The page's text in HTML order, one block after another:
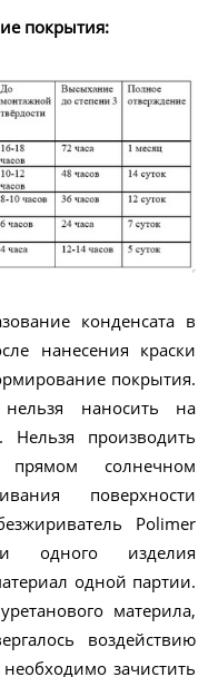
покрытия:
конденсата в
нанесения краски
покрытия.
наносить на
Нельзя производить
солнечном
поверхности
Polimer
одного изделия
одной партии.
материла,
воздействию
зачистить